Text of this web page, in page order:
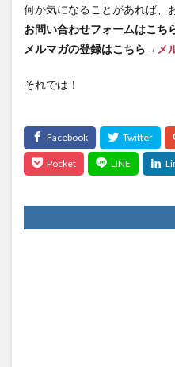
何か気になることがあれば、
お問い合わせフォームはこち
メルマガの登録はこちら→ メ
それでは！